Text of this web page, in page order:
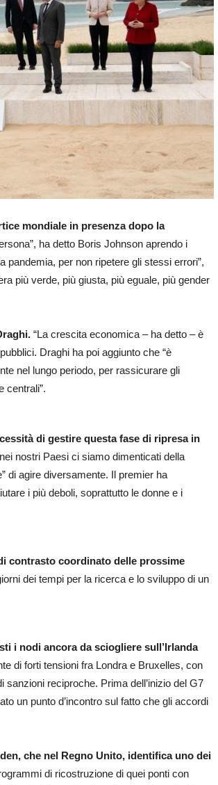
mondiale in presenza dopo la
ha detto Boris Johnson aprendo i
pandemia, per non ripetere gli stessi errori”,
più verde, più giusta, più eguale, più gender
“La crescita economica – ha detto – è
Draghi ha poi aggiunto che “è
nel lungo periodo, per rassicurare gli
centrali”.
di gestire questa fase di ripresa in
nostri Paesi ci siamo dimenticati della
di agire diversamente. Il premier ha
i più deboli, soprattutto le donne e i
contrasto coordinato delle prossime
dei tempi per la ricerca e lo sviluppo di un
i nodi ancora da sciogliere sull’Irlanda
di forti tensioni fra Londra e Bruxelles, con
reciproche. Prima dell’inizio del G7
un punto d’incontro sul fatto che gli accordi
che nel Regno Unito, identifica uno dei
di ricostruzione di quei ponti con